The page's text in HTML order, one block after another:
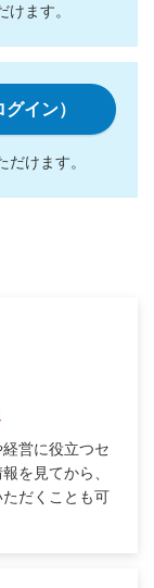
ます。
イン）
けます。
営に役立つセ
を見てから、
ただくことも可